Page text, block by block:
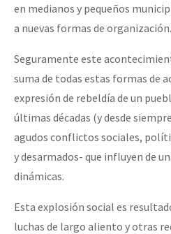
en medianos y pequeños
a nuevas formas de organización.
Seguramente este
suma de todas estas formas de
expresión de rebeldía de un
últimas décadas (y desde
agudos conflictos sociales,
y desarmados- que influyen de
dinámicas.
Esta explosión social es
luchas de largo aliento y otras